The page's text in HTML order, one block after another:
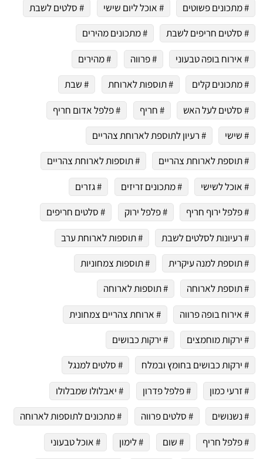
# מתכונים פשוטים # אוכל ליום שישי
# סלטים לשבת
# סלטים חריפים לשבת
# מתכונים מהירים
# אירוח בופה טבעוני
# פרווה
# מהירים
# מתכונים קלים
# תוספות לארוחת
# שבת
# סלטים לעל האש
# חריף
# פלפל אדום חריף
# שישי
# רעיון לתוספת לארוחת צהריים
# תוספת לארוחת צהריים
# תוספות לארוחת צהריים
# אוכל לשישי
# מתכונים זריזים
# גזרים
# פלפל ירוף חריף
# פלפל ירוק
# סלטים חריפים
# רעיונות לסלטים לשבת
# תוספות לארוחת ערב
# תוספת למנה עיקרית
# תוספות צמחוניות
# תוספת לארוחה
# תוספות לארוחה
# אירוח בופה פרווה
# ארוחת צהריים צמחונית
# ירקות מוחמצים
# ירקות כבושים
# ירקות כבושים בחומץ ובמלח
# סלטים למנגל
# זרעי כמון
# פלפל פדרון
# יאבלולו שמבלולו
# נשנושים
# סלטים פרווה
# מתכונים לתוספות לארוחה
# פלפל חריף
# שום # לימון
# אוכל טבעוני